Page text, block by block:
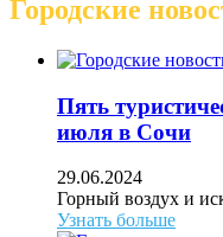
Городские
Пять
июля в Сочи
29.06.2024
Горный воздух и
Узнать больше